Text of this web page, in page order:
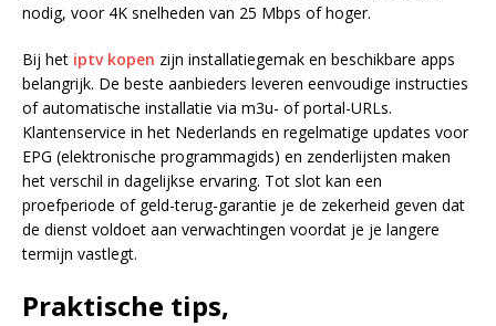
nodig, voor 4K snelheden van 25 Mbps of hoger.
Bij het iptv kopen zijn installatiegemak en beschikbare apps
belangrijk. De beste aanbieders leveren eenvoudige instructies
of automatische installatie via m3u- of portal-URLs.
Klantenservice in het Nederlands en regelmatige updates voor
EPG (elektronische programmagids) en zenderlijsten maken
het verschil in dagelijkse ervaring. Tot slot kan een
proefperiode of geld-terug-garantie je de zekerheid geven dat
de dienst voldoet aan verwachtingen voordat je je langere
termijn vastlegt.
Praktische tips,